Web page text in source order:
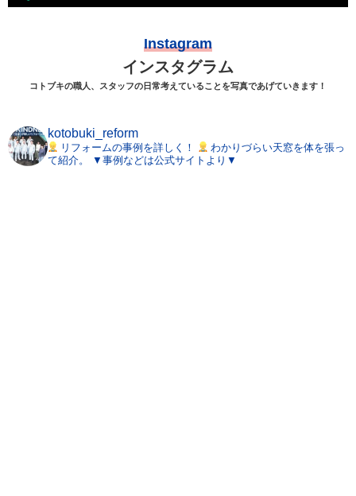
Instagram
インスタグラム
コトブキの職人、スタッフの日常考えていることを写真であげていきます！
kotobuki_reform
リフォームの事例を詳しく！
わかりづらい天窓を体を張っ
て紹介。
▼事例などは公式サイトより▼